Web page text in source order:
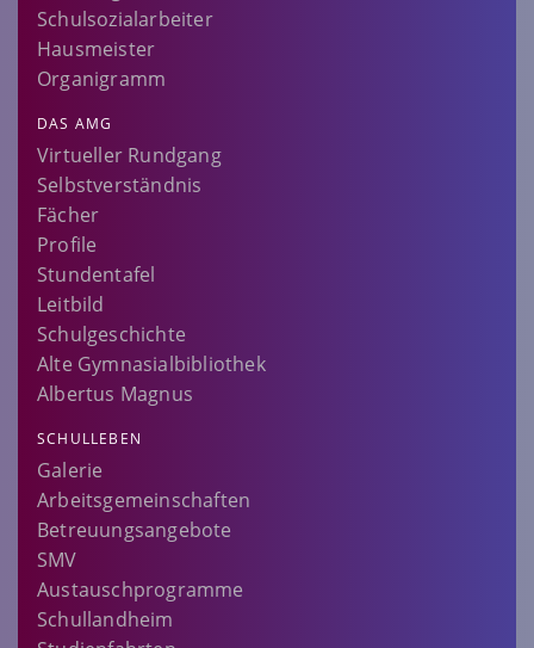
Schulsozialarbeiter
Hausmeister
Organigramm
DAS AMG
Virtueller Rundgang
Selbstverständnis
Fächer
Profile
Stundentafel
Leitbild
Schulgeschichte
Alte Gymnasialbibliothek
Albertus Magnus
SCHULLEBEN
Galerie
Arbeitsgemeinschaften
Betreuungsangebote
SMV
Austauschprogramme
Schullandheim